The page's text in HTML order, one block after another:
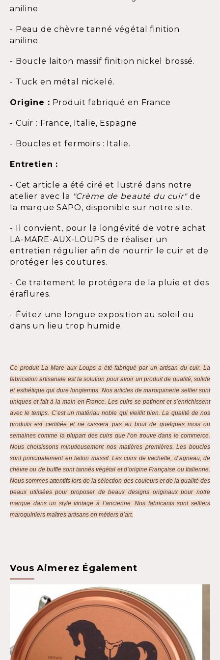
aniline.
- Peau de chèvre tanné végétal finition
aniline.
- Boucle laiton massif finition nickel brossé.
- Tuck en métal nickelé.
Origine : Produit fabriqué en France
- Cuir : France, Italie, Espagne
- Boucles et fermoirs : Italie.
Entretien :
- Cet article a été ciré et lustré dans notre
atelier avec la "Crème de beauté du cuir"de
la marque SAPO, disponible sur notre site.
- Il convient, pour la longévité de votre achat
LA-MARE-AUX-LOUPS de réaliser un
entretien régulier afin de nourrir le cuir et de
protéger les coutures.
- Ce traitement le protégera de la pluie et des
éraflures.
- Évitez une longue exposition au soleil ou
dans un lieu trop humide.
Ce produit La Mare aux Loups a été fabriqué par un artisan du cuir. La
fabrication artisanale est la solution pour avoir un produit de qualité, solide
et esthétique qui dure longtemps. Nos articles de maroquinerie sellier sont
uniques et fait à la main en France. Les cuirs se patinent et s’enrichissent
avec le temps. C’est un matériau noble qui vieillit bien. La qualité de nos
produits est certifiée et ne cassera pas au bout de quelques mois ou
semaines comme la plupart des cuirs que l’on trouve dans le commerce.
Nous choisissons minutieusement nos matières premières. Les boucles
sont principalement en laiton massif. Les cuirs de vachette, d’agneau, de
chèvre ou de buffle sont tannés végétal et d’origine Française ou Italienne.
Nous sommes attentifs lors de la sélection des couleurs et de la qualité des
peaux utilisées pour proposer de beaux designs originaux pour notre
marque dans un style vintage à l’ancienne. Nos fabricants sont selliers
maroquiniers maîtres artisans en métiers d’art.
Vous Aimerez Également